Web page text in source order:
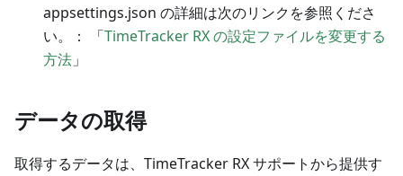
appsettings.json の詳細は次のリンクを参照くださ
い。： 「TimeTracker RX の設定ファイルを変更する
方法 」
データの取得
取得するデータは、TimeTracker RX サポートから提供す